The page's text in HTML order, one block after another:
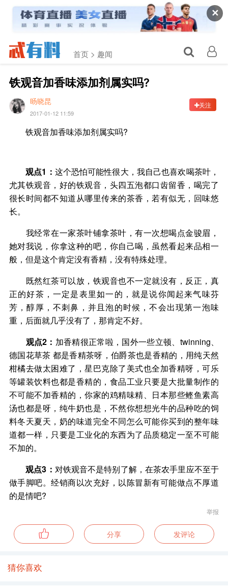
✕
首页 > 趣闻
铁观音加香味添加剂属实吗?
旸晓昆
2017-01-12 11:59
关注
铁观音加香味添加剂属实吗?
观点1： 这个恐怕可能性很大，我自己也喜欢喝茶叶，
尤其铁观音，好的铁观音，头四五泡都口齿留香，喝完了
很长时间都不知道从哪里传来的茶香，若有似无，回味悠
长。
我经常在一家茶叶铺拿茶叶，有一次想喝点金骏眉，
她对我说，你拿这种的吧，你自己喝，虽然看起来品相一
般，但是这个肯定没有香精，没有特殊处理。
既然红茶可以放，铁观音也不一定就没有，反正，真
正的好茶，一定是表里如一的，就是说你闻起来气味芬
芳，醇厚，不刺鼻，并且泡的时候，不会出现第一泡味
重，后面就几乎没有了，那肯定不好。
观点2： 加香精很正常啦，国外一些立顿、twinning、
德国花草茶 都是香精茶呀，伯爵茶也是香精的，用纯天然
柑橘去做太困难了，星巴克除了美式也全加香精呀，可乐
等罐装饮料也都是香精的，食品工业只要是大批量制作的
不可能不加香精的，你家的鸡精味精、日本那些鲣鱼素高
汤也都是呀，纯牛奶也是，不然你想想光牛的品种吃的饲
料冬天夏天，奶的味道完全不同怎么可能你买到的整年味
道都一样，只要是工业化的东西为了品质稳定一至不可能
不加的。
观点3： 对铁观音不是特别了解，在茶农手里应不至于
做手脚吧。经销商以次充好，以陈冒新有可能做点不厚道
的是情吧?
举报
分享 发评论
猜你喜欢